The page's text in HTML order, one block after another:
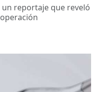
reportaje que reveló